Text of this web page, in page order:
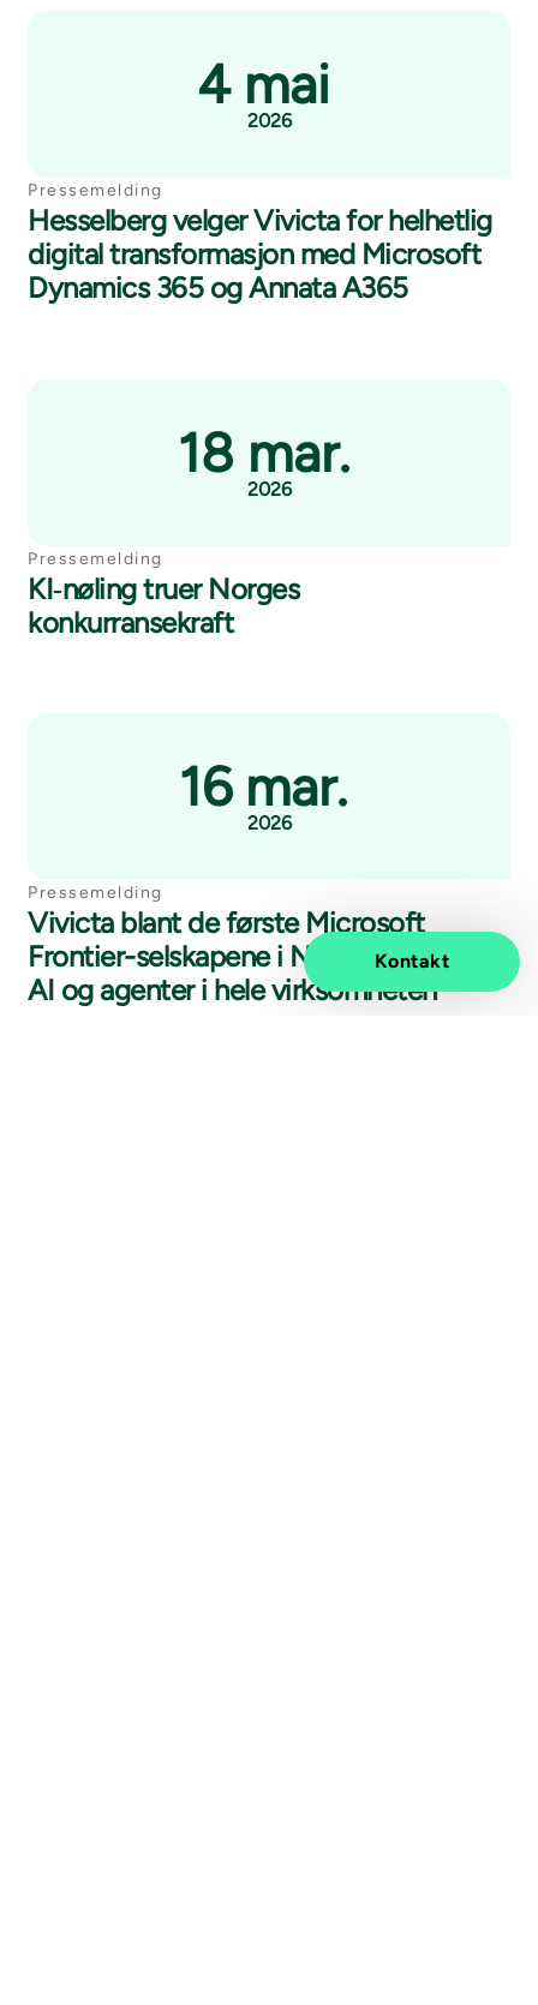
Kontakt
4 mai
2026
Pressemelding
Hesselberg velger Vivicta for helhetlig
digital transformasjon med Microsoft
Dynamics 365 og Annata A365
18 mar.
2026
Pressemelding
KI‑nøling truer Norges
konkurransekraft
16 mar.
2026
Pressemelding
Vivicta blant de første Microsoft
Frontier-selskapene i Norden – skalerer
AI og agenter i hele virksomheten